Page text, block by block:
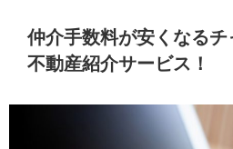
仲介手数料が安くなる
不動産紹介サービス！